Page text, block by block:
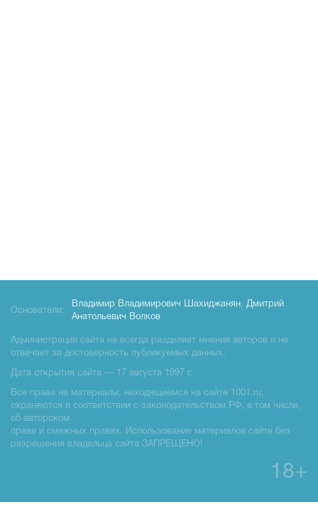
Основатели:
Владимир Владимирович Шахиджанян, Дмитрий
Анатольевич Волков
Администрация сайта не всегда разделяет мнения авторов и не
отвечает за достоверность публикуемых данных.
Дата открытия сайта — 17 августа 1997 г.
Все права на материалы, находящиемся на сайте 1001.ru,
охраняются в соответствии с законодательством РФ, в том числе,
об авторском
праве и смежных правах. Использование материалов сайте без
разрешения владельца сайта ЗАПРЕЩЕНО!
18+